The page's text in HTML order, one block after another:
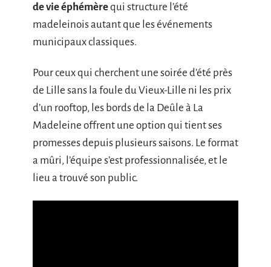
de vie éphémèrequi structure l’été
madeleinois autant que les événements
municipaux classiques.
Pour ceux qui cherchent une soirée d’été près
de Lille sans la foule du Vieux-Lille ni les prix
d’un rooftop, les bords de la Deûle à La
Madeleine offrent une option qui tient ses
promesses depuis plusieurs saisons. Le format
a mûri, l’équipe s’est professionnalisée, et le
lieu a trouvé son public.